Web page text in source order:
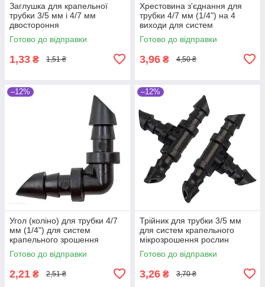
Заглушка для крапельної
трубки 3/5 мм і 4/7 мм
двостороння
Готово до відправки
1,33 ₴ 1,51 ₴
Хрестовина з'єднання для
трубки 4/7 мм (1/4") на 4
виходи для систем
краплинного зрошення
рослин
Готово до відправки
3,96 ₴ 4,50 ₴
–12%
Угол (коліно) для трубки 4/7
мм (1/4") для систем
крапельного зрошення
рослин
Готово до відправки
2,21 ₴ 2,51 ₴
–12%
Трійник для трубки 3/5 мм
для систем крапельного
мікрозрошення рослин
Готово до відправки
3,26 ₴ 3,70 ₴